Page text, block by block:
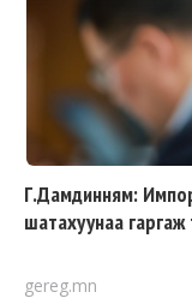
Г.Дамдинням:
шатахуунаа гаргаж
gereg.mn